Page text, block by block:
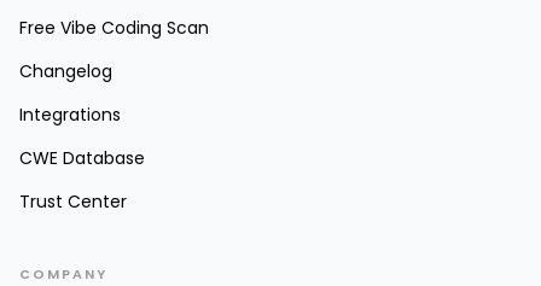
Free Vibe Coding Scan
Changelog
Integrations
CWE Database
Trust Center
COMPANY